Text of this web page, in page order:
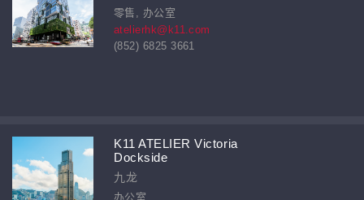
零售, 办公室
atelierhk@k11.com
(852) 6825 3661
K11 ATELIER Victoria
Dockside
九龙
办公室